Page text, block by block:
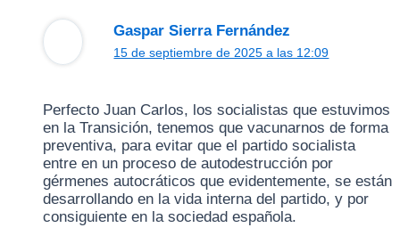
Gaspar Sierra Fernández
15 de septiembre de 2025 a las 12:09
Perfecto Juan Carlos, los socialistas que estuvimos
en la Transición, tenemos que vacunarnos de forma
preventiva, para evitar que el partido socialista
entre en un proceso de autodestrucción por
gérmenes autocráticos que evidentemente, se están
desarrollando en la vida interna del partido, y por
consiguiente en la sociedad española.